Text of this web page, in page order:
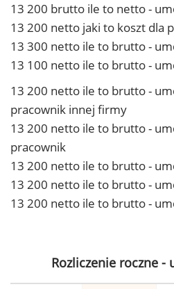
13 200 brutto ile to netto -
13 200 netto jaki to koszt dla
13 300 netto ile to brutto -
13 100 netto ile to brutto -
13 200 netto ile to brutto -
pracownik innej firmy
13 200 netto ile to brutto -
pracownik
13 200 netto ile to brutto -
13 200 netto ile to brutto -
13 200 netto ile to brutto -
Rozliczenie roczne -